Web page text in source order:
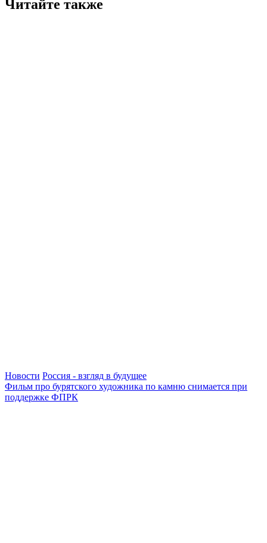
Читайте также
Новости Россия - взгляд в будущее
Фильм про бурятского художника по камню снимается при
поддержке ФПРК